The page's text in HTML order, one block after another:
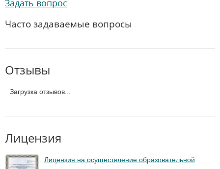
Задать вопрос
Часто задаваемые вопросы
Отзывы
Загрузка отзывов...
Лицензия
Лицензия на осуществление образовательной